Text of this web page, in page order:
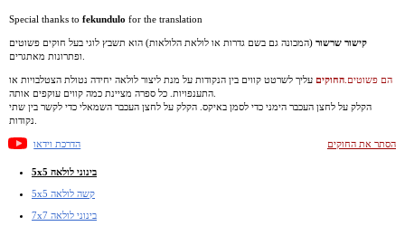
Special thanks to fekundulo for the translation
קישור שרשור (המכונה גם בשם גדרות או לולאת הלולאות) הוא תשבץ לוגי בעל חוקים פשוטים
הם פשוטים. החוקים עליך לשרטט קווים בין הנקודות על מנת ליצור לולאה יחידה נטולת הצטלבויות או
הקלק על לחצן העכבר הימני כדי לסמן באיקס. הקלק על לחצן העכבר השמאלי כדי לקשר בין שתי
הדרכת וידאו הסתר את החוקים
5x5 בינוני לולאה
5x5 קשה לולאה
7x7 בינוני לולאה